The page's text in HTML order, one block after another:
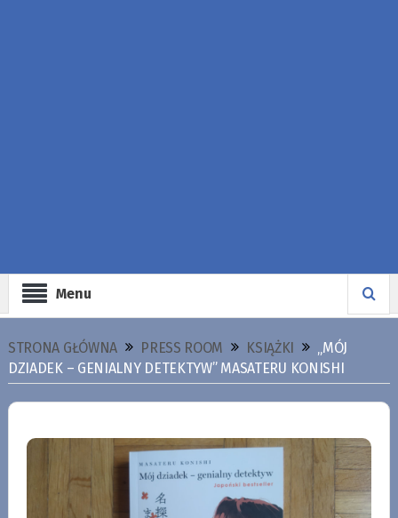
Menu
STRONA GŁÓWNA PRESS ROOM KSIĄŻKI
„MÓJ
DZIADEK – GENIALNY DETEKTYW” MASATERU KONISHI